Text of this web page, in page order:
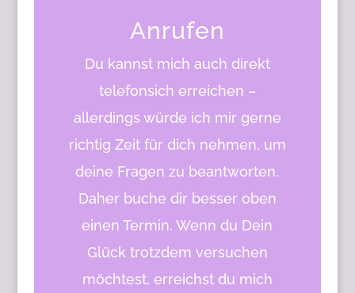
Anrufen
Du kannst mich auch direkt
telefonsich erreichen –
allerdings würde ich mir gerne
richtig Zeit für dich nehmen, um
deine Fragen zu beantworten.
Daher buche dir besser oben
einen Termin. Wenn du Dein
Glück trotzdem versuchen
möchtest, erreichst du mich